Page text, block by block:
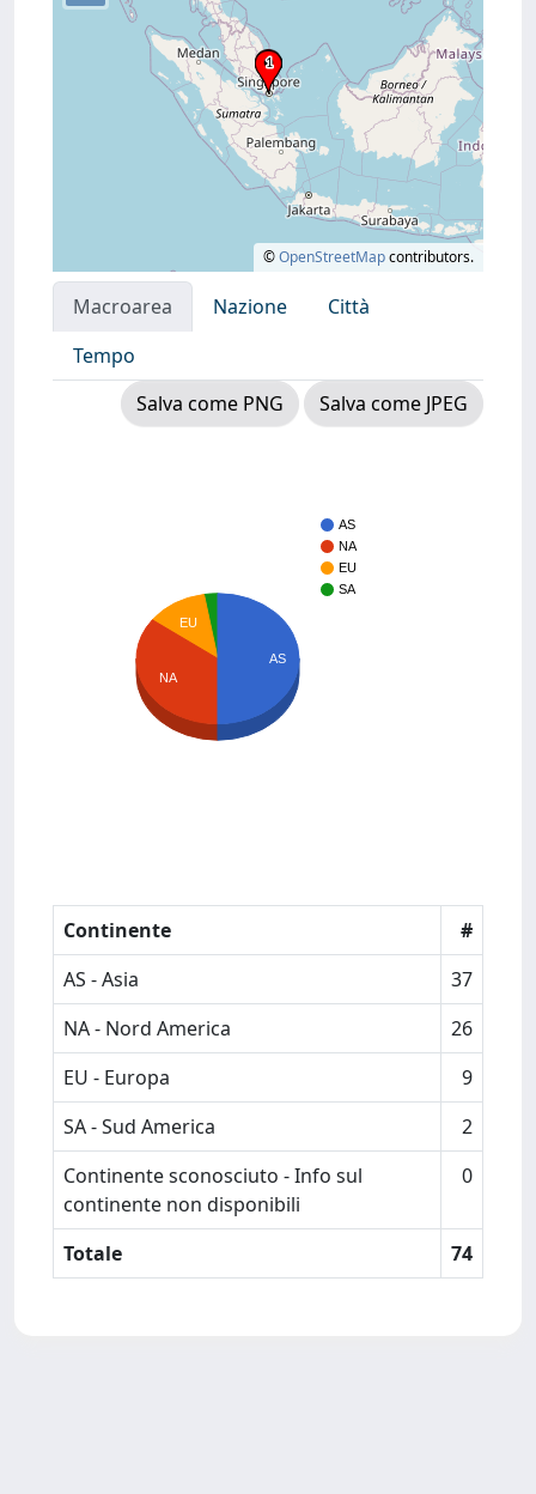
©OpenStreetMapcontributors.
Macroarea Nazione
Città
Tempo
Salva come PNG
Salva come JPEG
AS
NA
EU
SA
EU
NA
AS
Continente
#
AS - Asia
37
NA - Nord America
26
EU - Europa
9
SA - Sud America
2
Continente sconosciuto - Info sul
continente non disponibili
0
Totale 74